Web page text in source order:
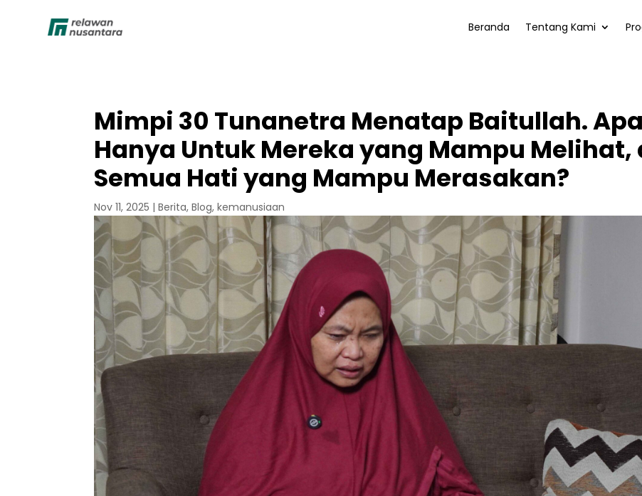
Beranda Tentang Kami
Mimpi 30 Tunanetra Menatap Baitullah.
Hanya Untuk Mereka yang Mampu
Semua Hati yang Mampu Merasakan?
Nov 11, 2025 | Berita, Blog, kemanusiaan